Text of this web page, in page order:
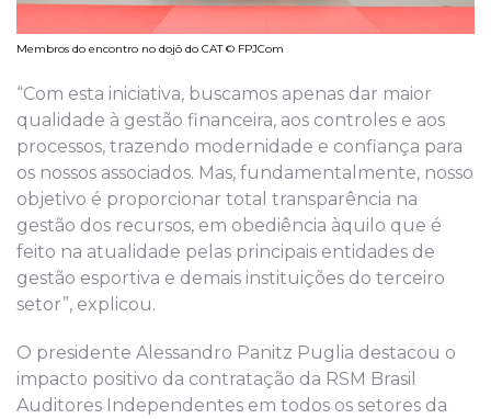
Membros do encontro no dojô do CAT © FPJCom
“Com esta iniciativa, buscamos apenas dar maior
qualidade à gestão financeira, aos controles e aos
processos, trazendo modernidade e confiança para
os nossos associados. Mas, fundamentalmente, nosso
objetivo é proporcionar total transparência na
gestão dos recursos, em obediência àquilo que é
feito na atualidade pelas principais entidades de
gestão esportiva e demais instituições do terceiro
setor”, explicou.
O presidente Alessandro Panitz Puglia destacou o
impacto positivo da contratação da RSM Brasil
Auditores Independentes em todos os setores da